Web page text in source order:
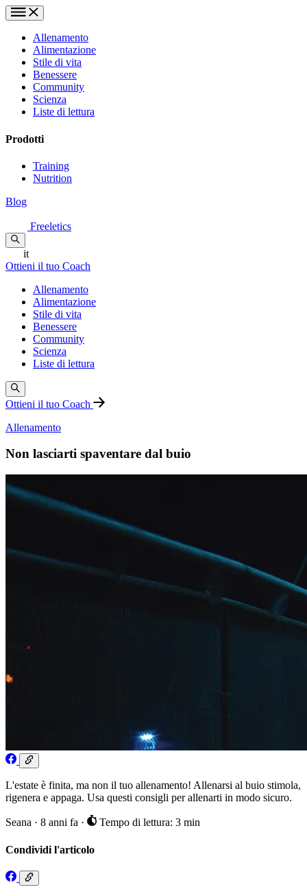
Allenamento
Alimentazione
Stile di vita
Benessere
Community
Scienza
Liste di lettura
Prodotti
Training
Nutrition
Blog
Freeletics
it
Ottieni il tuo Coach
Allenamento
Alimentazione
Stile di vita
Benessere
Community
Scienza
Liste di lettura
Ottieni il tuo Coach
Allenamento
Non lasciarti spaventare dal buio
L'estate è finita, ma non il tuo allenamento! Allenarsi al buio stimola,
rigenera e appaga. Usa questi consigli per allenarti in modo sicuro.
Seana · 8 anni fa · Tempo di lettura: 3 min
Condividi l'articolo